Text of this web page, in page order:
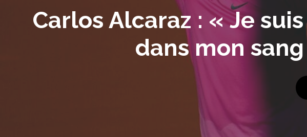
Carlos Alcaraz : « Je
dans mon